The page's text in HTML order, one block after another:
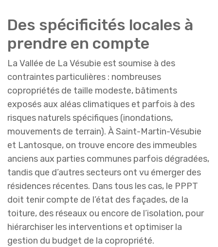
Des spécificités locales à
prendre en compte
La Vallée de La Vésubie est soumise à des
contraintes particulières : nombreuses
copropriétés de taille modeste, bâtiments
exposés aux aléas climatiques et parfois à des
risques naturels spécifiques (inondations,
mouvements de terrain). À Saint-Martin-Vésubie
et Lantosque, on trouve encore des immeubles
anciens aux parties communes parfois dégradées,
tandis que d’autres secteurs ont vu émerger des
résidences récentes. Dans tous les cas, le PPPT
doit tenir compte de l’état des façades, de la
toiture, des réseaux ou encore de l’isolation, pour
hiérarchiser les interventions et optimiser la
gestion du budget de la copropriété.